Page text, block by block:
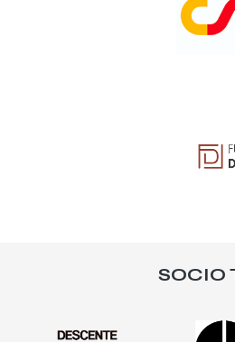
SOCIO